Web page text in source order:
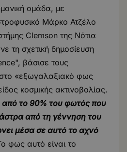
ομάδα, με
Μάρκο Ατζέλο
Clemson της Νότια
τη σχετική δημοσίευση
βάσισε τους
«εξωγαλαξιακό φως
κοσμικής ακτινοβολίας.
από το 90% του φωτός που
από τη γέννηση του
μέσα σε αυτό το αχνό
φως αυτό είναι το